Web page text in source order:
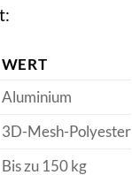
WERT
Aluminium
3D-Mesh-Polyester
Bis zu 150 kg